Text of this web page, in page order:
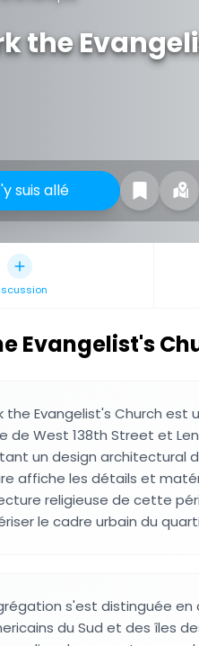
the
suis allé
Evangelist's
the Evangelist's Church
de West 138th Street et
un design architectural
affiche les détails et
religieuse de cette
le cadre urbain du
s'est distinguée en
du Sud et des îles